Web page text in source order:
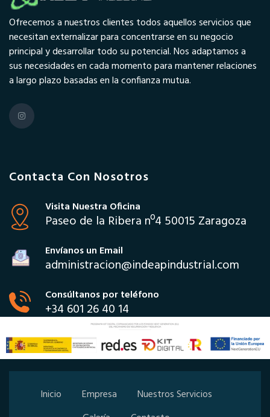
Ofrecemos a nuestros clientes todos aquellos servicios que
necesitan externalizar para concentrarse en su negocio
principal y desarrollar todo su potencial. Nos adaptamos a
sus necesidades en cada momento para mantener relaciones
a largo plazo basadas en la confianza mutua.
Contacta Con Nosotros
Visita Nuestra Oficina
Paseo de la Ribera nº4 50015 Zaragoza
Envíanos un Email
administracion@indeapindustrial.com
Consúltanos por teléfono
+34 601 26 40 14
Inicio Empresa
Nuestros Servicios